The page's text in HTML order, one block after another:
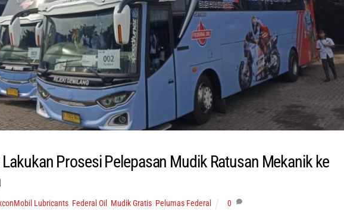
Prosesi Pelepasan Mudik Ratusan Mekanik ke
Lubricants Federal Oil Mudik Gratis Pelumas Federal 0